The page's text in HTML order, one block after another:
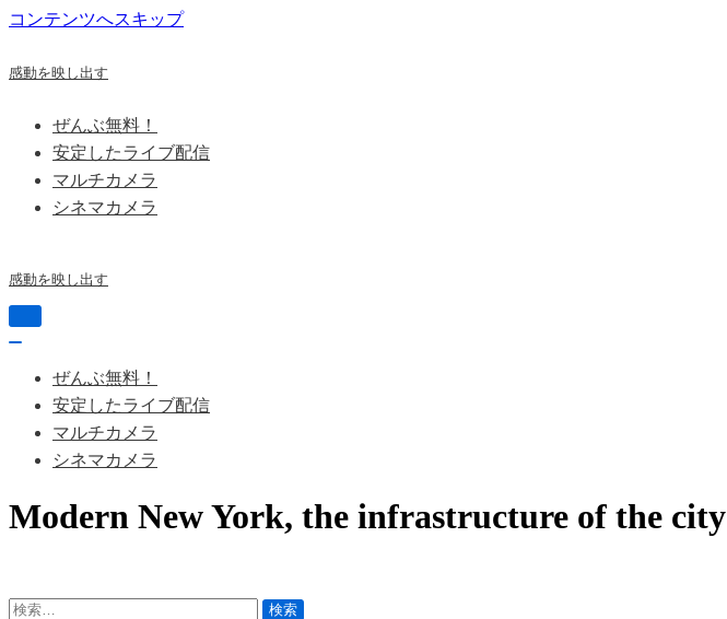
コンテンツへスキップ
感動を映し出す
ぜんぶ無料！
安定したライブ配信
マルチカメラ
シネマカメラ
感動を映し出す
ナ
ー
シ
を
り
替
切
り
ぜんぶ無料！
安定したライブ配信
マルチカメラ
シネマカメラ
Modern New York, the infrastructure of the city
検